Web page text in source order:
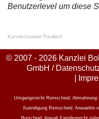
Benutzerlevel um diese
Kanzlei1 Isabel Paulisch
© 2007 - 2026 Kanzlei
GmbH /
Umgangsrecht Remscheid Abmahnung
Kuendigung Remscheid Anwaeltin
Burscheid Anwalt Familienrecht